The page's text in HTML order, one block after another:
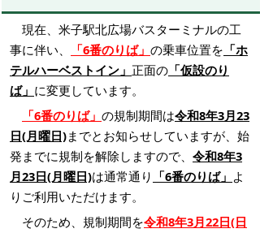
現在、 米子駅北広場バスターミナルの工
事に伴い、
「6番のりば」 の乗車位置を 「ホ
テルハーベストイン」 正面の 「仮設のり
ば」 に変更しています。
「6番のりば」 の規制期間は令和8年3月23
日(月曜日)までとお知らせしていますが、 始
発までに規制を解除しますので、 令和8年3
月23日(月曜日)は通常通り 「6番のりば」 よ
りご利用いただけます。
そのため、規制期間を令和8年3月22日(日